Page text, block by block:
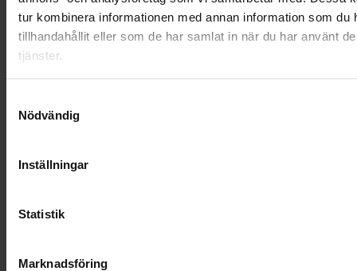
tur kombinera informationen med annan information som du
tillhandahållit eller som de har samlat in när du har använt
tjänster.
Nödvändig
Inställningar
Statistik
Marknadsföring
SAMARBETEN
SOCIALT ANSVAR